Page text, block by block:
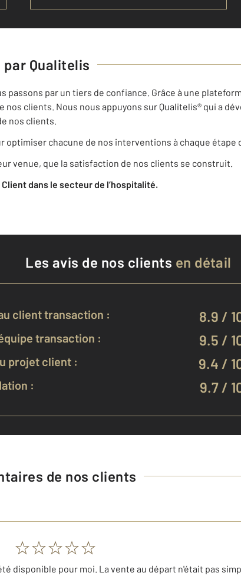
Qualitelis
passons par un tiers de confiance. Grâce à une
nos clients. Nous nous appuyons sur Qualitelis® qui a
nos clients.
chacune de nos interventions à chaque étape
venue, que la satisfaction de nos clients se construit.
dans le secteur de l’hospitalité.
Les avis de nos clients en détail
client transaction : 8.9 /
transaction : 9.5 /
projet client : 9.4 /
: 9.7 /
de nos clients
disponible pour moi. La vente au départ n'était pas